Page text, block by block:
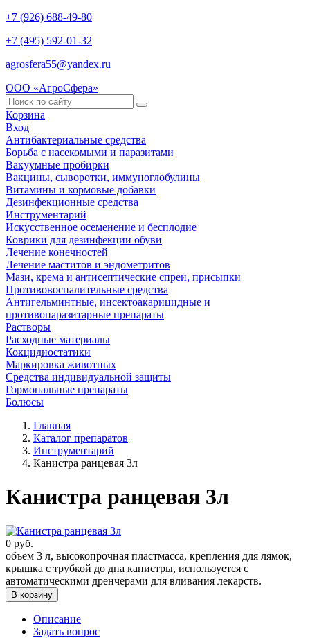
+7 (926) 688-49-80
+7 (495) 592-01-32
agrosfera55@yandex.ru
ООО «АгроСфера»
Корзина
Вход
Антибактериальные средства
Борьба с насекомыми и паразитами
Вакуумные пробирки
Вакцины, сыворотки, иммуноглобулины
Витамины и кормовые добавки
Дезинфекционные средства
Инструментарий
Искусственное осеменение и бесплодие
Коврики для дезинфекции обуви
Лечение конечностей
Лечение маститов и эндометритов
Мази, крема и антисептические спреи, присыпки
Противовоспалительные средства
Антигельминтные, инсектоакарицидные и
противопаразитарные препараты
Растворы
Расходные материалы
Кокцидиостатики
Маркировка животных
Средства индивидуальной защиты
Гормональные препараты
Болюсы
Главная
Каталог препаратов
Инструментарий
Канистра ранцевая 3л
Канистра ранцевая 3л
0 руб.
объем 3 л, высокопрочная пластмасса, крепления для лямок,
крышка с трубкой до дна канистры, используется с
автоматическими дренчерами для вливания лекарств.
В корзину
Описание
Задать вопрос